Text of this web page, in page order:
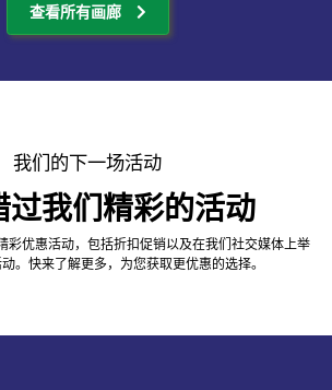
查看所有画廊
我们的下一场活动
过我们精彩的活动
彩优惠活动，包括折扣促销以及在我们社交媒体上举
。快来了解更多，为您获取更优惠的选择。